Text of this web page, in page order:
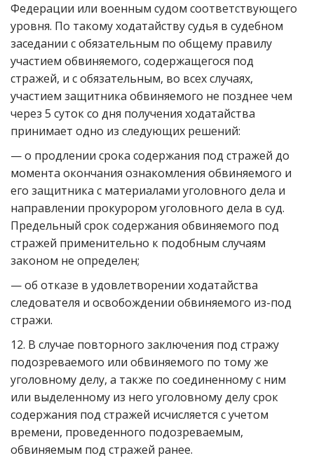
Федерации или военным судом соответствующего
уровня. По такому ходатайству судья в судебном
заседании с обязательным по общему правилу
участием обвиняемого, содержащегося под
стражей, и с обязательным, во всех случаях,
участием защитника обвиняемого не позднее чем
через 5 суток со дня получения ходатайства
принимает одно из следующих решений:
— о продлении срока содержания под стражей до
момента окончания ознакомления обвиняемого и
его защитника с материалами уголовного дела и
направлении прокурором уголовного дела в суд.
Предельный срок содержания обвиняемого под
стражей применительно к подобным случаям
законом не определен;
— об отказе в удовлетворении ходатайства
следователя и освобождении обвиняемого из-под
стражи.
12. В случае повторного заключения под стражу
подозреваемого или обвиняемого по тому же
уголовному делу, а также по соединенному с ним
или выделенному из него уголовному делу срок
содержания под стражей исчисляется с учетом
времени, проведенного подозреваемым,
обвиняемым под стражей ранее.